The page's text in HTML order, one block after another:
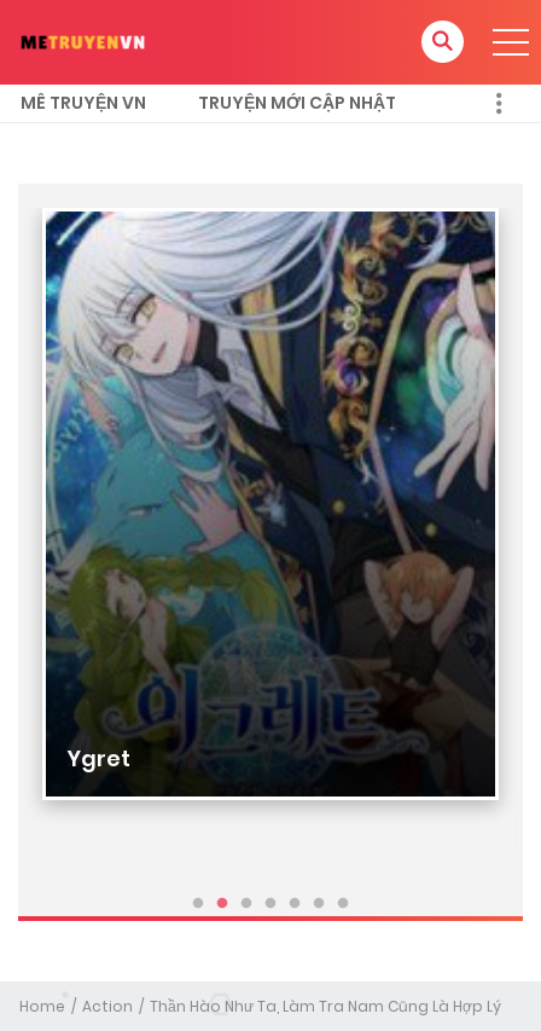
MÊ TRUYỆN VN TRUYỆN MỚI CẬP NHẬT
Ygret
Home Action Thần Hào Như Ta, Làm Tra Nam Cũng Là Hợp Lý